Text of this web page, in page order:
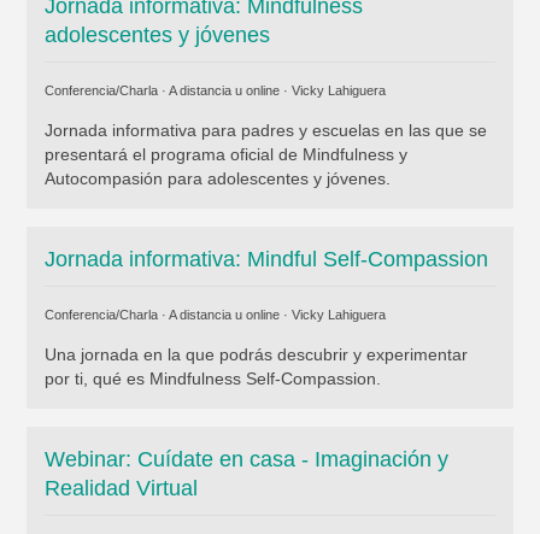
Jornada informativa: Mindfulness
adolescentes y jóvenes
Conferencia/Charla · A distancia u online · Vicky Lahiguera
Jornada informativa para padres y escuelas en las que se
presentará el programa oficial de Mindfulness y
Autocompasión para adolescentes y jóvenes.
Jornada informativa: Mindful Self-Compassion
Conferencia/Charla · A distancia u online · Vicky Lahiguera
Una jornada en la que podrás descubrir y experimentar
por ti, qué es Mindfulness Self-Compassion.
Webinar: Cuídate en casa - Imaginación y
Realidad Virtual